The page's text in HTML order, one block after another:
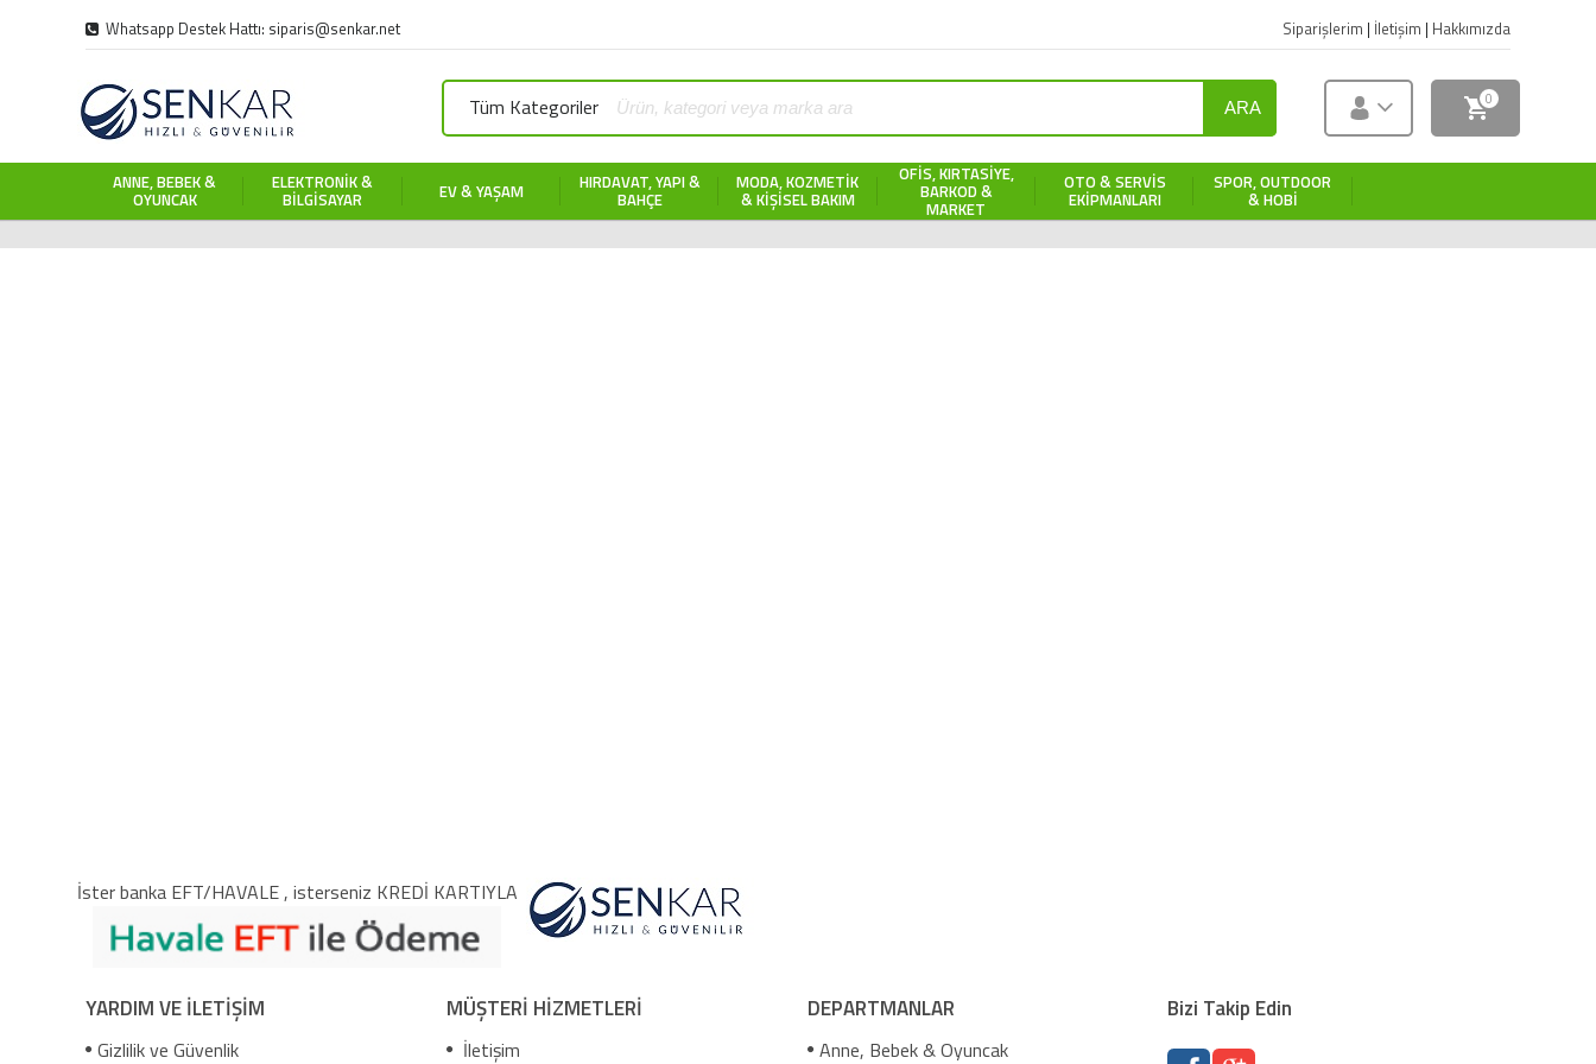
Whatsapp Destek Hattı: siparis@senkar.net Siparişlerim | İletişim | Hakkımızda
Tüm Kategoriler ARA 0
ANNE, BEBEK &
OYUNCAK
ELEKTRONIK &
BILGISAYAR EV & YAŞAM HIRDAVAT, YAPI &
BAHÇE
MODA, KOZMETIK
& KIŞISEL BAKIM
OFIS, KIRTASIYE,
BARKOD &
MARKET
OTO & SERVIS
EKIPMANLARI
SPOR, OUTDOOR
& HOBI
İster banka EFT/HAVALE , isterseniz KREDİ KARTIYLA
YARDIM VE İLETİŞİM
Gizlilik ve Güvenlik
MÜŞTERİ HİZMETLERİ
İletişim
DEPARTMANLAR
Anne, Bebek & Oyuncak
Bizi Takip Edin